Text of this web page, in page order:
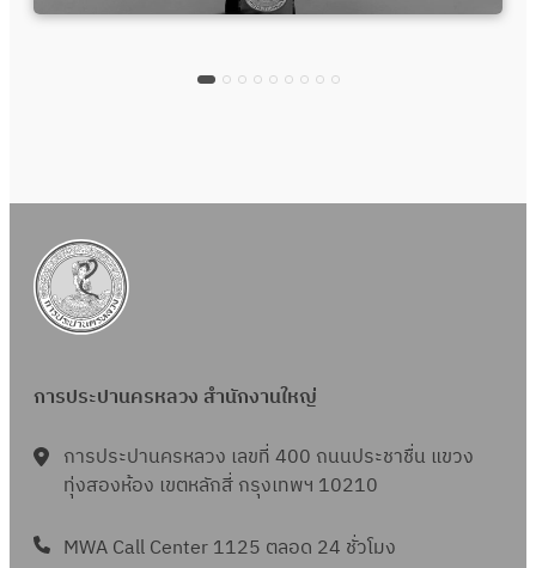
การประปานครหลวง สำนักงานใหญ่
การประปานครหลวง เลขที่ 400 ถนนประชาชื่น แขวง
ทุ่งสองห้อง เขตหลักสี่ กรุงเทพฯ 10210
MWA Call Center 1125 ตลอด 24 ชั่วโมง